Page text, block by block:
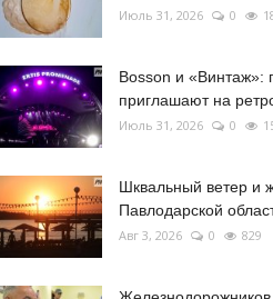
Июль 31, 2026 0
Bosson и «Винтаж»:
приглашают на
Июль 31, 2026 0
Шквальный ветер и
Павлодарской
Авг 3, 2026 0 829